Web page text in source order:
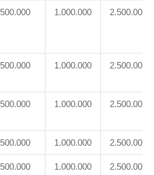
500.000 1.000.000 2.500.000
500.000 1.000.000 2.500.000
500.000 1.000.000 2.500.000
500.000 1.000.000 2.500.000
500.000 1.000.000 2.500.000